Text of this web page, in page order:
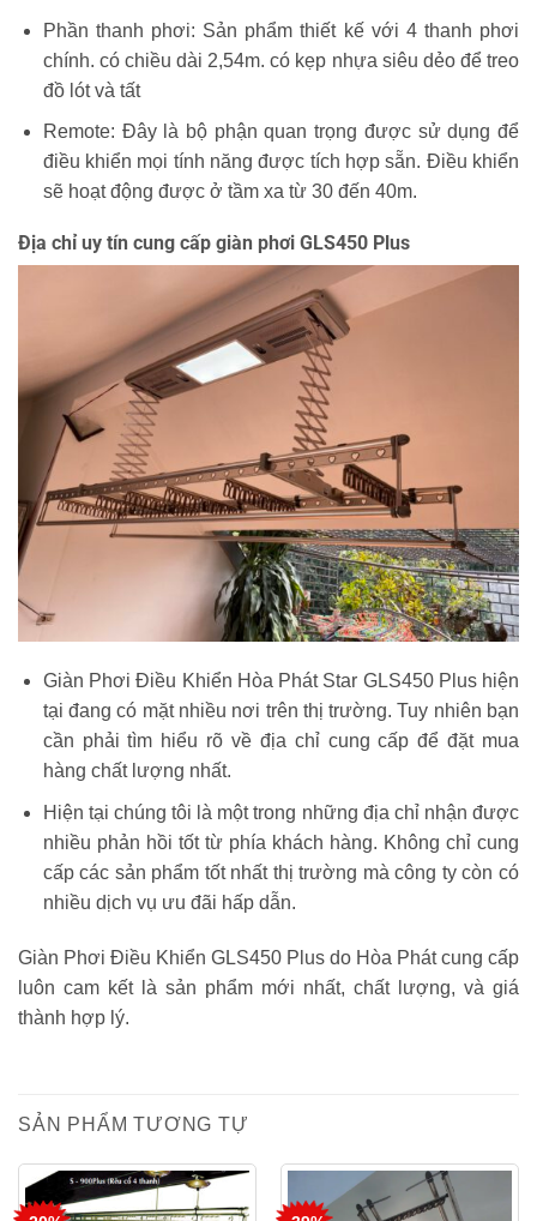
Phần thanh phơi: Sản phẩm thiết kế với 4 thanh phơi
chính. có chiều dài 2,54m. có kẹp nhựa siêu dẻo để treo
đồ lót và tất
Remote: Đây là bộ phận quan trọng được sử dụng để
điều khiển mọi tính năng được tích hợp sẵn. Điều khiển
sẽ hoạt động được ở tầm xa từ 30 đến 40m.
Địa chỉ uy tín cung cấp giàn phơi GLS450 Plus
Giàn Phơi Điều Khiển Hòa Phát Star GLS450 Plus hiện
tại đang có mặt nhiều nơi trên thị trường. Tuy nhiên bạn
cần phải tìm hiểu rõ về địa chỉ cung cấp để đặt mua
hàng chất lượng nhất.
Hiện tại chúng tôi là một trong những địa chỉ nhận được
nhiều phản hồi tốt từ phía khách hàng. Không chỉ cung
cấp các sản phẩm tốt nhất thị trường mà công ty còn có
nhiều dịch vụ ưu đãi hấp dẫn.
Giàn Phơi Điều Khiển GLS450 Plus do Hòa Phát cung cấp
luôn cam kết là sản phẩm mới nhất, chất lượng, và giá
thành hợp lý.
SẢN PHẨM TƯƠNG TỰ